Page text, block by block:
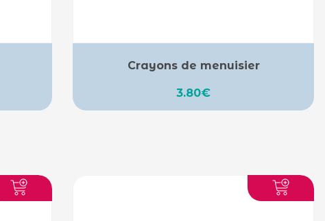
Crayons de menuisier
3.80€